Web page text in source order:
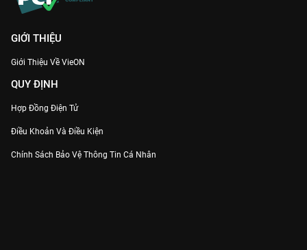
GIỚI THIỆU
Giới Thiệu Về VieON
QUY ĐỊNH
Hợp Đồng Điện Tử
Điều Khoản Và Điều Kiện
Chính Sách Bảo Vệ Thông Tin Cá Nhân